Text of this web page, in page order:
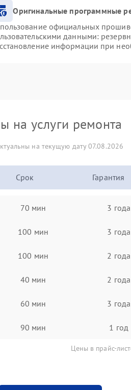
Оригинальные программные
официальных
данными:
информации при
на услуги ремонта
на текущую дату 07.08.2026
Срок Гарантия
70 мин 3 года
100 мин 3 года
100 мин 2 года
40 мин 2 года
60 мин 3 года
90 мин 1 год
Цены в прайс-